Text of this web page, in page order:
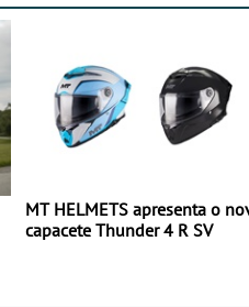
MT HELMETS apresenta o
capacete Thunder 4 R SV